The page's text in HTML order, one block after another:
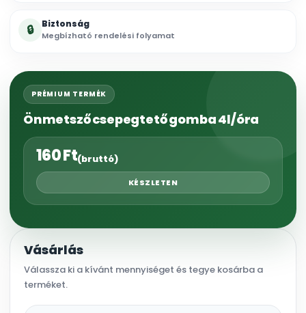
🔒 Biztonság
Megbízható rendelési folyamat
PRÉMIUM TERMÉK
Önmetsző csepegtető gomba 4l/óra
160Ft(bruttó)
KÉSZLETEN
Vásárlás
Válassza ki a kívánt mennyiséget és tegye kosárba a
terméket.